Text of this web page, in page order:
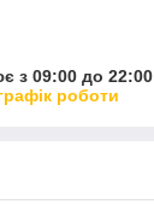
з 09:00 до 22:00
роботи